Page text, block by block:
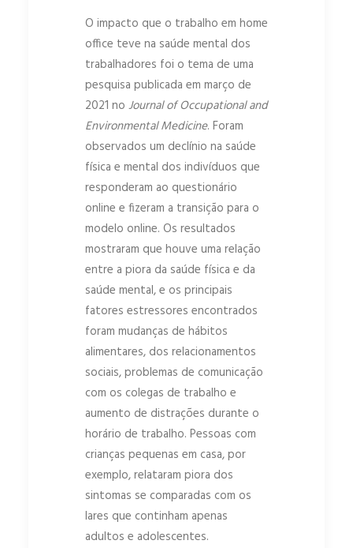
O impacto que o trabalho em home
office teve na saúde mental dos
trabalhadores foi o tema de uma
pesquisa publicada em março de
2021 no Journal of Occupational and
Environmental Medicine. Foram
observados um declínio na saúde
física e mental dos indivíduos que
responderam ao questionário
online e fizeram a transição para o
modelo online. Os resultados
mostraram que houve uma relação
entre a piora da saúde física e da
saúde mental, e os principais
fatores estressores encontrados
foram mudanças de hábitos
alimentares, dos relacionamentos
sociais, problemas de comunicação
com os colegas de trabalho e
aumento de distrações durante o
horário de trabalho. Pessoas com
crianças pequenas em casa, por
exemplo, relataram piora dos
sintomas se comparadas com os
lares que continham apenas
adultos e adolescentes.